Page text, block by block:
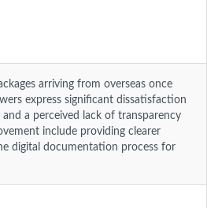
arriving from overseas once
express significant dissatisfaction
a perceived lack of transparency
include providing clearer
digital documentation process for